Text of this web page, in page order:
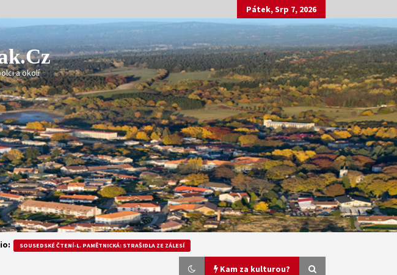
Pátek, Srp 7, 2026
a okolí
SOUSEDSKÉ ČTENÍ-L. PAMĚTNICKÁ: STRAŠIDLA ZE ZÁLESÍ
Kam za kulturou?